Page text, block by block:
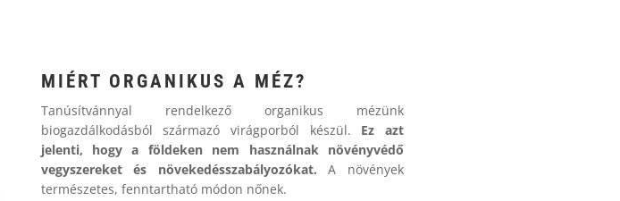
MIÉRT ORGANIKUS A MÉZ?
Tanúsítvánnyal rendelkező organikus mézünk
biogazdálkodásból származó virágporból készül. Ez azt
jelenti, hogy a földeken nem használnak növényvédő
vegyszereket és növekedésszabályozókat. A növények
természetes, fenntartható módon nőnek.